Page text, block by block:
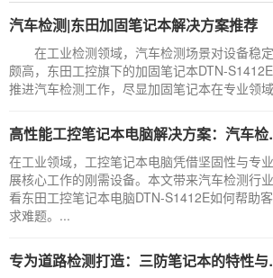
汽车检测|东田加固笔记本解决方案推荐
在工业检测领域，汽车检测场景对设备稳
颇高，东田工控旗下的加固笔记本DTN-
推进汽车检测工作，尽显加固笔记本在专业领
高性能工控笔记本电脑解决方案：汽车检测行业的稳定保障
在工业领域，工控笔记本电脑凭借坚固性与专
展核心工作的刚需设备。本文带来汽车检测行
看东田工控笔记本电脑DTN-S1412E如何帮助
求难题。...
专为道路检测打造：三防笔记本的特性与要求探析